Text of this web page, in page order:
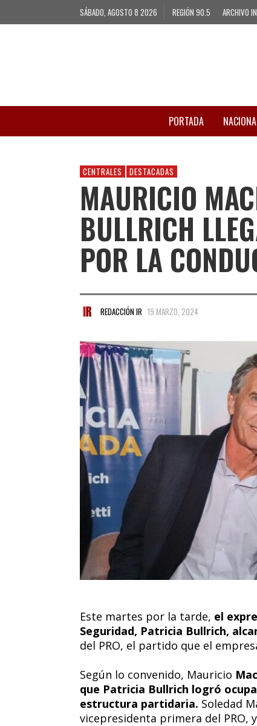
SÁBADO, AGOSTO 8 2026 REGIÓN 90.5 ARCHIVO
PORTADA
CENTRALES DESTACADAS
MAURICIO
BULLRICH
POR LA
REDACCIÓN IR 19 MARZO, 2024
Este martes por la tarde, el
Seguridad, Patricia Bullrich,
del PRO, el partido que el
Según lo convenido, Mauricio
que Patricia Bullrich logró
estructura partidaria. Soledad
vicepresidenta primera del PRO,